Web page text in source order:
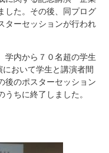
した。その後、同プログ
ターセッションが行われ
学内から７０名超の学生
おいて学生と講演者間
後のポスターセッション
ちに終了しました。